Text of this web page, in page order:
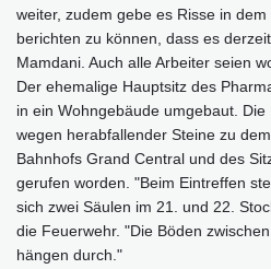
weiter, zudem gebe es Risse in
berichten zu können, dass es
Mamdani. Auch alle Arbeiter seien
Der ehemalige Hauptsitz des
in ein Wohngebäude umgebaut.
wegen herabfallender Steine zu
Bahnhofs Grand Central und des
gerufen worden. "Beim Eintreffen
sich zwei Säulen im 21. und 22.
die Feuerwehr. "Die Böden
hängen durch."